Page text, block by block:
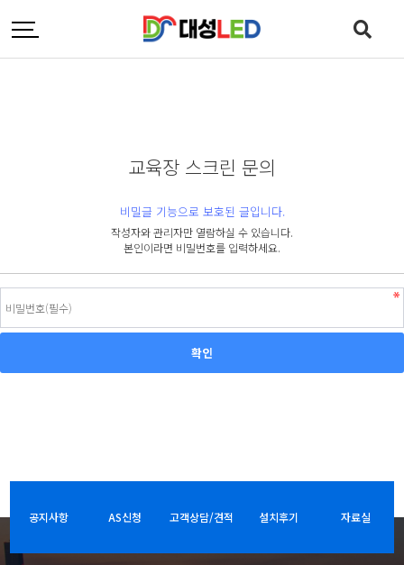
교육장 스크린 문의
비밀글 기능으로 보호된 글입니다.
작성자와 관리자만 열람하실 수 있습니다.
본인이라면 비밀번호를 입력하세요.
공지사항 AS신청 고객상담/견적 설치후기 자료실